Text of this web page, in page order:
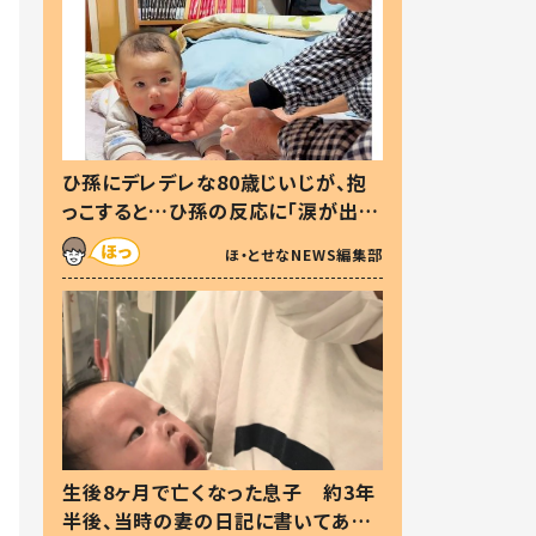
ひ孫にデレデレな80歳じいじが、抱
っこすると…ひ孫の反応に「涙が出ま
した」「可愛くて仕方ない」
ほ・とせなNEWS編集部
生後8ヶ月で亡くなった息子 約3年
半後、当時の妻の日記に書いてあっ